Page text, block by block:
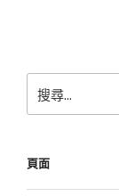
尋
字:
頁面